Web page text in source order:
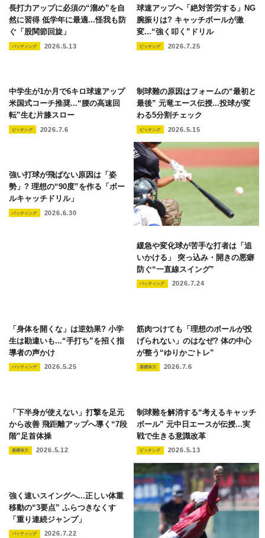
長打力アップに必須の“溜め”を自
然に習得 低学年に最適...怪我も防
ぐ「股関節回旋」
バッティング 2026.5.13
球速アップへ「絶対苦労する」NG
腕振りは? キャッチボールが激
変...“強く叩く”ドリル
ピッチング 2026.7.25
中学生が1か月で6キロ球速アップ
米国式コーチ推奨...“腰の高速回
転”生む片膝スロー
ピッチング 2026.7.6
制球難の原因はフォームの“最初と
最後” 元竜エース伝授...投球が変
わる5分割チェック
ピッチング 2026.5.15
強い打球が飛ばない原因は「姿
勢」? 理想の“90度”を作る「ボー
ルキャッチドリル」
バッティング 2026.6.30
緩急や変化球が苦手な打者は「追
いかける」 突っ込み・開きの悪癖
防ぐ“一直線スイング”
バッティング 2026.7.24
「身体を開くな」は逆効果? 小学
生は勘違いも...“手打ち”を招く指
導者の声かけ
バッティング 2026.5.25
筋肉つけても「理想のボールが投
げられない」のはなぜ? 体の中心
が整う“ゆりかごトレ”
基礎体力 2026.7.6
「下半身が使えない」打撃を足元
から改善 飛距離アップへ導く“7段
階”足首体操
基礎体力 2026.5.12
制球難を解消する“考えるキャッチ
ボール” 元中日エースが伝授...実
戦で生きる意識改革
ピッチング 2026.5.13
強く速いスイングへ...正しい体重
移動の“3要点” ふらつきなくす
「重り連続ジャンプ」
バッティング 2026.7.22